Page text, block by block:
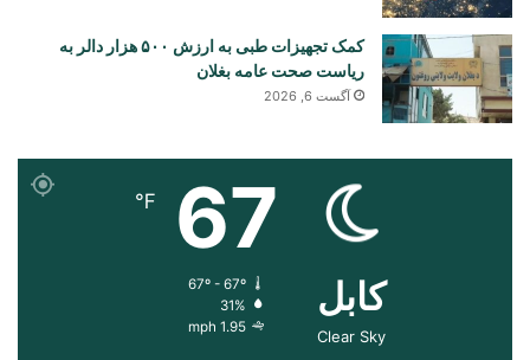
کمک تجهیزات طبی به ارزش ۵۰۰ هزار دالر به
ریاست صحت عامه بغلان
آگست 6, 2026
کابل
Clear Sky
67
℉
67º - 67º
31%
1.95 mph